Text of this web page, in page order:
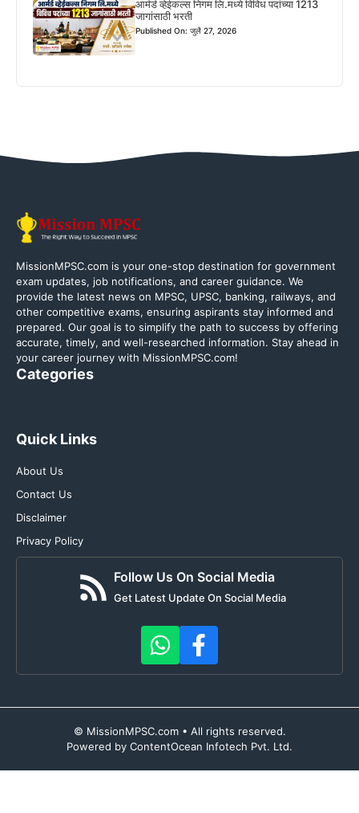
आर्मर्ड व्हेईकल्स निगम लि.मध्ये विविध पदांच्या 1213
जागांसाठी भरती
Published On: जुलै 27, 2026
MissionMPSC.com is your one-stop destination for government
exam updates, job notifications, and career guidance. We
provide the latest news on MPSC, UPSC, banking, railways, and
other competitive exams, ensuring aspirants stay informed and
prepared. Our goal is to simplify the path to success by offering
accurate, timely, and well-researched information. Stay ahead in
your career journey with MissionMPSC.com!
Categories
Quick Links
About Us
Contact Us
Disclaimer
Privacy Policy
Follow Us On Social Media
Get Latest Update On Social Media
© MissionMPSC.com • All rights reserved.
Powered by ContentOcean Infotech Pvt. Ltd.